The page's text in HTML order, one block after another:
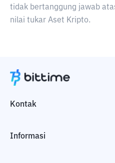
tidak bertanggung jawab
nilai tukar Aset Kripto.
Kontak
Informasi